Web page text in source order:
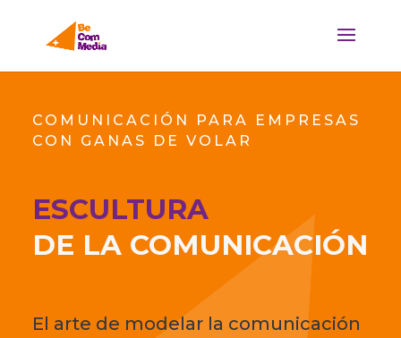
COMUNICACIÓN PARA EMPRESAS
CON GANAS DE VOLAR
ESCULTURA
DE LA COMUNICACIÓN
El arte de modelar la comunicación